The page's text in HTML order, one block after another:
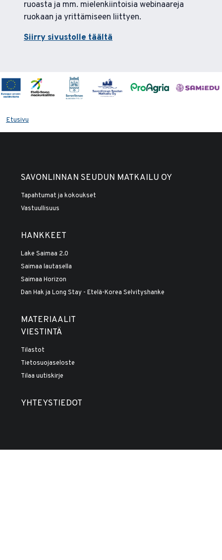
ruoasta ja mm. mielenkiintoisia webinaareja
ruokaan ja yrittämiseen liittyen.
Siirry sivustolle täältä
Etusivu
SAVONLINNAN SEUDUN MATKAILU OY
Tapahtumat ja kokoukset
Vastuullisuus
HANKKEET
Lake Saimaa 2.0
Saimaa lautasella
Saimaa Horizon
Dan Hak ja Long Stay - Etelä-Korea Selvityshanke
MATERIAALIT
VIESTINTÄ
Tilastot
Tietosuojaseloste
Tilaa uutiskirje
YHTEYSTIEDOT